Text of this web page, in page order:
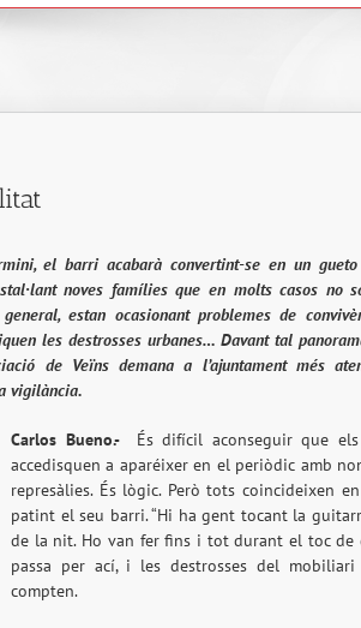
el barri acabarà convertint-se en un gueto
noves famílies que en molts casos no
estan ocasionant problemes de
les destrosses urbanes… Davant tal
de Veïns demana a l’ajuntament més
vigilància.
Carlos Bueno.- És difícil aconseguir que
accedisquen a aparéixer en el periòdic amb
represàlies. És lògic. Però tots coincideixen
patint el seu barri. “Hi ha gent tocant la
de la nit. Ho van fer fins i tot durant el toc de
passa per ací, i les destrosses del mobiliari
compten.